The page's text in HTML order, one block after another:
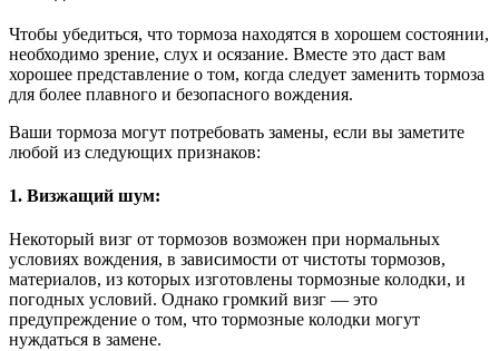
Чтобы убедиться, что тормоза находятся в хорошем состоянии,
необходимо зрение, слух и осязание. Вместе это даст вам
хорошее представление о том, когда следует заменить тормоза
для более плавного и безопасного вождения.
Ваши тормоза могут потребовать замены, если вы заметите
любой из следующих признаков:
1. Визжащий шум:
Некоторый визг от тормозов возможен при нормальных
условиях вождения, в зависимости от чистоты тормозов,
материалов, из которых изготовлены тормозные колодки, и
погодных условий. Однако громкий визг — это
предупреждение о том, что тормозные колодки могут
нуждаться в замене.